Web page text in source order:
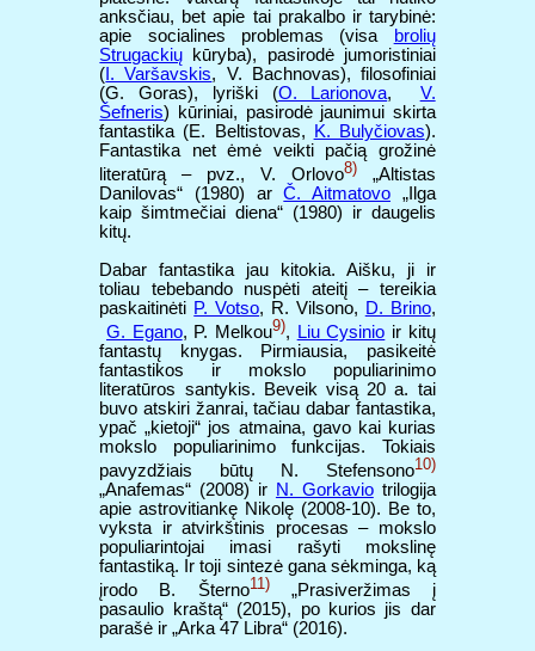
anksčiau, bet apie tai prakalbo ir tarybinė:
apie socialines problemas (visa
brolių
Strugackių kūryba), pasirodė jumoristiniai
( I. Varšavskis, V. Bachnovas), filosofiniai
(G. Goras), lyriški (O. Larionova, V.
Šefneris) kūriniai, pasirodė jaunimui skirta
fantastika (E. Beltistovas,
K. Bulyčiovas).
Fantastika net ėmė veikti pačią grožinė
literatūrą – pvz., V. Orlovo8)„Altistas
Danilovas“ (1980) arČ. Aitmatovo„Ilga
kaip šimtmečiai diena“ (1980) ir daugelis
kitų.
Dabar fantastika jau kitokia. Aišku, ji ir
toliau tebebando nuspėti ateitį – tereikia
paskaitinėti P. Votso, R. Vilsono, D. Brino,
G. Egano, P. Melkou9), Liu Cysinio ir kitų
fantastų knygas. Pirmiausia, pasikeitė
fantastikos ir mokslo populiarinimo
literatūros santykis. Beveik visą 20 a. tai
buvo atskiri žanrai, tačiau dabar fantastika,
ypač „kietoji“ jos atmaina, gavo kai kurias
mokslo populiarinimo funkcijas. Tokiais
pavyzdžiais būtų N. Stefensono10)
„Anafemas“ (2008) ir N. Gorkaviotrilogija
apie astrovitiankę Nikolę (2008-10). Be to,
vyksta ir atvirkštinis procesas – mokslo
populiarintojai imasi rašyti mokslinę
fantastiką. Ir toji sintezė gana sėkminga, ką
įrodo B. Šterno11)„Prasiveržimas į
pasaulio kraštą“ (2015), po kurios jis dar
parašė ir „Arka 47 Libra“ (2016).